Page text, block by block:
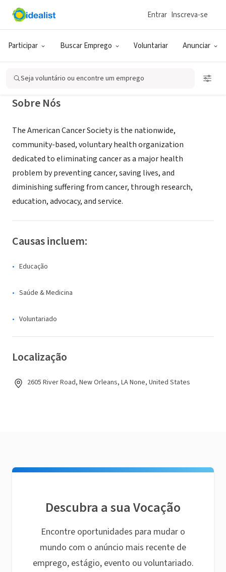
Participar Buscar Emprego Voluntariar Anunciar
Entrar Inscreva-se
Seja voluntário ou encontre um emprego
ONG (SETOR SOCIAL)
Relay for Life of St Bernard Parish
Sobre Nós
The American Cancer Society is the nationwide,
community-based, voluntary health organization
dedicated to eliminating cancer as a major health
problem by preventing cancer, saving lives, and
diminishing suffering from cancer, through research,
education, advocacy, and service.
Causas incluem:
Educação
Saúde & Medicina
Voluntariado
Localização
2605 River Road, New Orleans, LA None, United States
Descubra a sua Vocação
Encontre oportunidades para mudar o
mundo com o anúncio mais recente de
emprego, estágio, evento ou voluntariado.